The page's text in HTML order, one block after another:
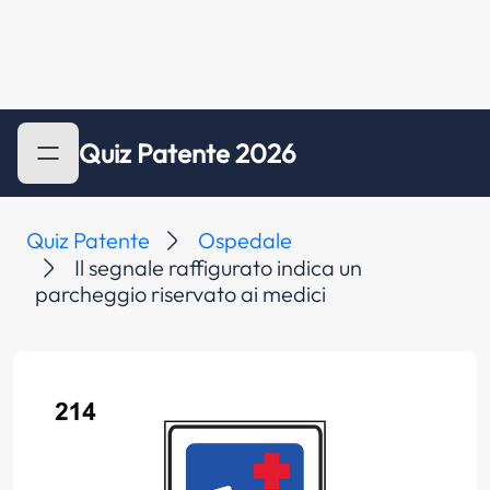
Quiz Patente 2026
Quiz Patente
Ospedale
Il segnale raffigurato indica un
parcheggio riservato ai medici